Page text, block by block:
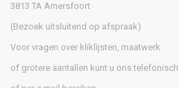
3813 TA Amersfoort
(Bezoek uitsluitend op afspraak)
Voor vragen over kliklijsten, maatwerk
of grotere aantallen kunt u ons telefonisch